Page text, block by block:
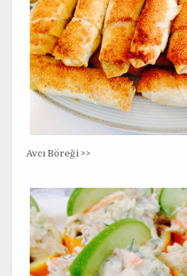
Avcı Böreği >>